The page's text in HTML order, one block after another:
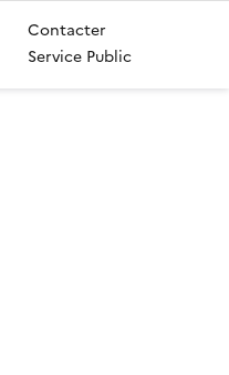
Contacter
Service Public